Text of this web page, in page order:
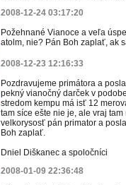
2008-12-24 03:17:20
Požehnané Vianoce a veľa
atolm, nie? Pán Boh zaplať, ak
2008-12-23 12:16:33
Pozdravujeme primátora a
pekný vianočný darček v
stredom kempu má isť 12
tam síce ešte nie je, ale vraj
velkorysosť pán primator a
Boh zaplať.
Dniel Diškanec a spoločníci
2008-01-09 22:36:48